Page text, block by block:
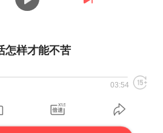
怎样才能不苦
03:54